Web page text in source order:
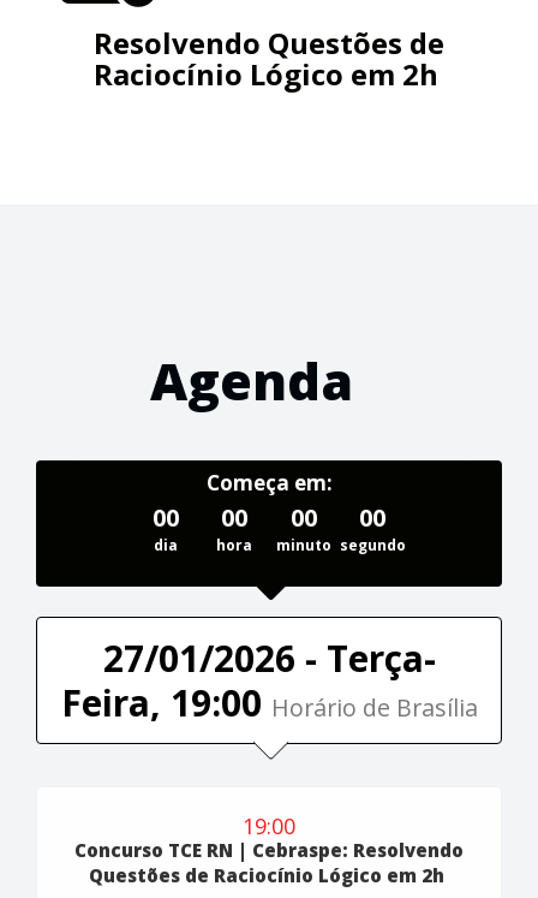
Resolvendo Questões de
Raciocínio Lógico em 2h
Agenda
Começa em:
00
dia
00
hora
00
minuto
00
segundo
27/01/2026 - Terça-
Feira, 19:00 Horário de Brasília
19:00
Concurso TCE RN | Cebraspe: Resolvendo
Questões de Raciocínio Lógico em 2h